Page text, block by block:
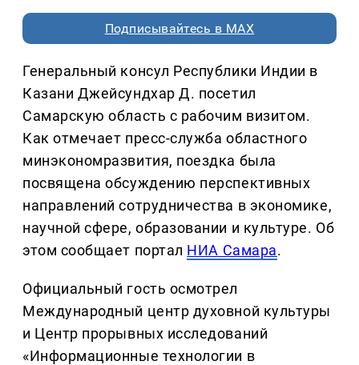
Подписывайтесь в MAX
Генеральный консул Республики Индии в
Казани Джейсундхар Д. посетил
Самарскую область с рабочим визитом.
Как отмечает пресс-служба областного
минэкономразвития, поездка была
посвящена обсуждению перспективных
направлений сотрудничества в экономике,
научной сфере, образовании и культуре. Об
этом сообщает портал НИА Самара.
Официальный гость осмотрел
Международный центр духовной культуры
и Центр прорывных исследований
«Информационные технологии в